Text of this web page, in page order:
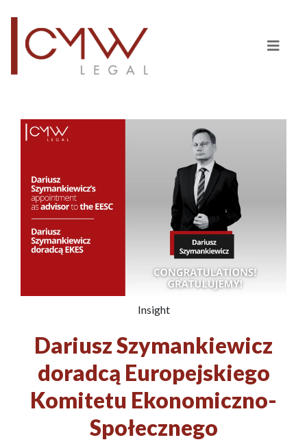
Insight
Dariusz Szymankiewicz
doradcą Europejskiego
Komitetu Ekonomiczno-
Społecznego